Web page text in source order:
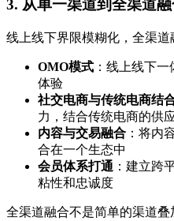
3. 从单一渠道到全渠道
线上线下界限模糊化，全渠道
OMO模式 ：线上线下
体验
社交电商与传统电商结
力，结合传统电商的供
内容与交易融合 ：将内
合在一个生态中
会员体系打通 ：建立跨
粘性和忠诚度
全渠道融合不是简单的渠道